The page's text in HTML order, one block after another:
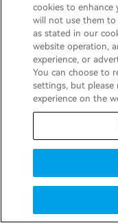
製品および技術
User Manual
メ
cookies to enhance
will not use them
as stated in our
website operation,
experience, or
You can choose to
settings, but
experience on the